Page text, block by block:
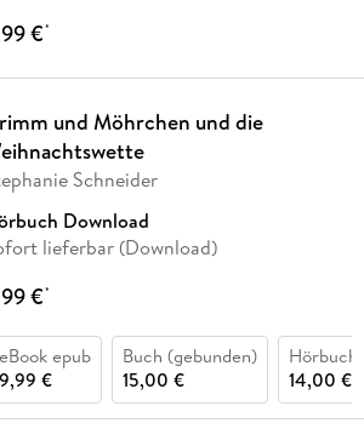
€*
und Möhrchen und die
Schneider
Download
lieferbar (Download)
€*
eBook epub
9,99 €
Buch (gebunden)
15,00 €
Hörbuch
14,00 €